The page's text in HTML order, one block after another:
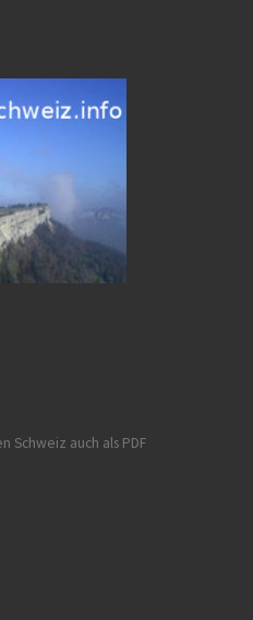
Schweiz auch als PDF